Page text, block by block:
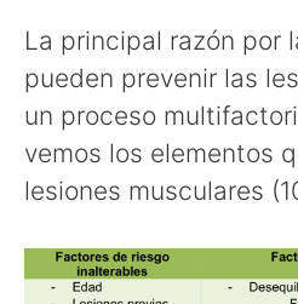
La principal razón por
pueden prevenir las
un proceso
vemos los elementos
lesiones musculares